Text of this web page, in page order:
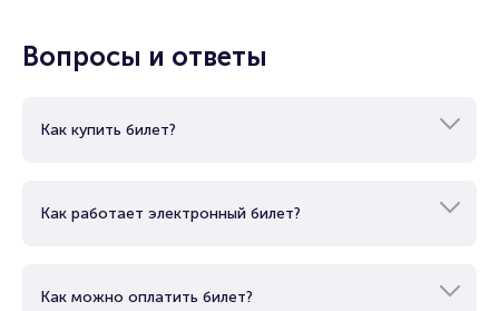
Вопросы и ответы
Как купить билет?
Как работает электронный билет?
Как можно оплатить билет?